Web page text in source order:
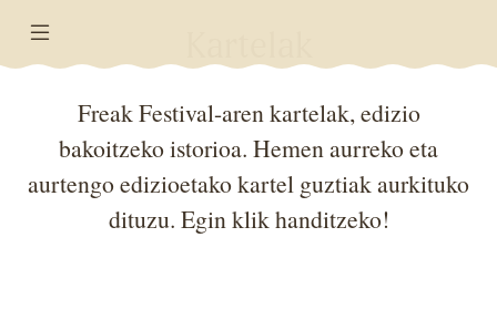
Freak Festival-aren kartelak, edizio
bakoitzeko istorioa. Hemen aurreko eta
aurtengo edizioetako kartel guztiak aurkituko
dituzu. Egin klik handitzeko!